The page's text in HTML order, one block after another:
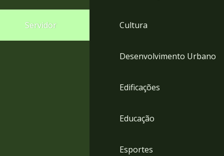
Servidor Cultura
Desenvolvimento Urbano
Edificações
Educação
Esportes